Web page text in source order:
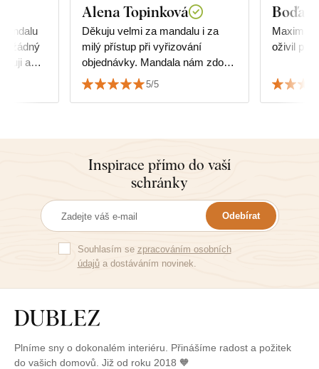
žádný
a
Alena Topinková
Děkuju velmi za mandalu i za
milý přístup při vyřizování
objednávky. Mandala nám zdobí
viceúčelovou klubovnu, ve které
5/5
Boďa
Maximální
oživil
Inspirace přímo do vaší
schránky
Odebírat
Souhlasím se zpracováním osobních
údajůa dostáváním novinek.
Plníme sny o dokonalém interiéru. Přinášíme radost a požitek
do vašich domovů. Již od roku 2018 🧡